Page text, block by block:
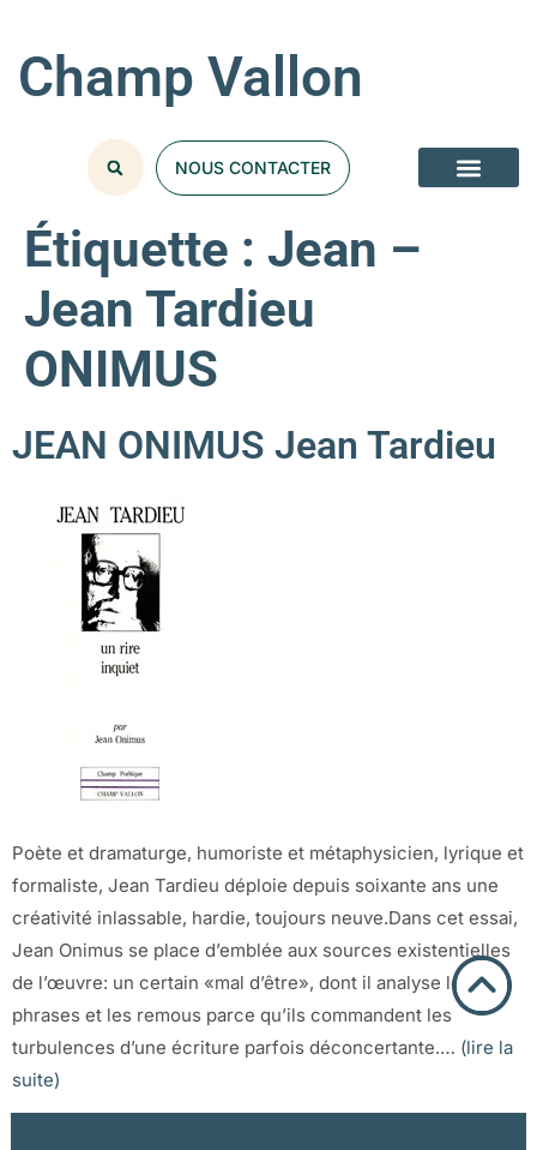
Champ Vallon
NOUS CONTACTER
Étiquette : Jean –
Jean Tardieu
ONIMUS
JEAN ONIMUS Jean Tardieu
Poète et dramaturge, humoriste et métaphysicien, lyrique et
formaliste, Jean Tardieu déploie depuis soixante ans une
créativité inlassable, hardie, toujours neuve.Dans cet essai,
Jean Onimus se place d’emblée aux sources existentielles
de l’œuvre: un certain «mal d’être», dont il analyse les
phrases et les remous parce qu’ils commandent les
turbulences d’une écriture parfois déconcertante.… (lire la
suite)